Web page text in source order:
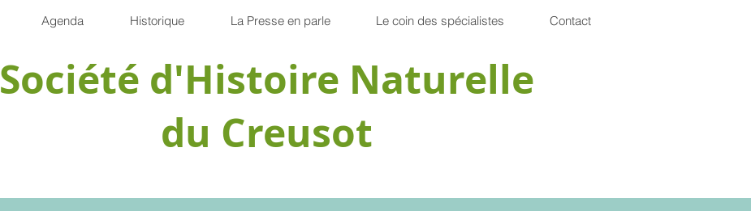
Agenda Historique La Presse en parle Le coin des spécialistes Contact
Société d'Histoire Naturelle
du Creusot